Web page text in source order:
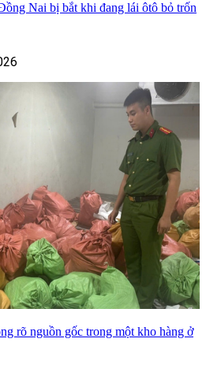
Nai bị bắt khi đang lái ôtô bỏ trốn
rõ nguồn gốc trong một kho hàng ở